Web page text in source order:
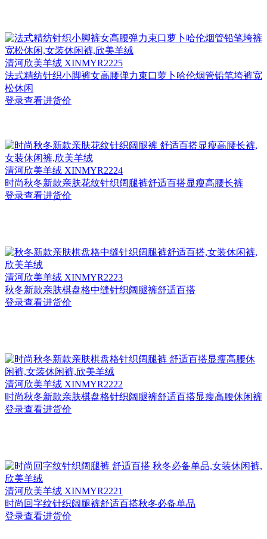
清河欣美羊绒 XINMYR2225
法式精纺针织小脚裤女高腰弹力束口萝卜哈伦烟管铅笔垮裤宽
松休闲
登录查看进货价
清河欣美羊绒 XINMYR2224
时尚秋冬新款亲肤花纹针织阔腿裤舒适百搭显瘦高腰长裤
登录查看进货价
清河欣美羊绒 XINMYR2223
秋冬新款亲肤棋盘格中缝针织阔腿裤舒适百搭
登录查看进货价
清河欣美羊绒 XINMYR2222
时尚秋冬新款亲肤棋盘格针织阔腿裤舒适百搭显瘦高腰休闲裤
登录查看进货价
清河欣美羊绒 XINMYR2221
时尚回字纹针织阔腿裤舒适百搭秋冬必备单品
登录查看进货价